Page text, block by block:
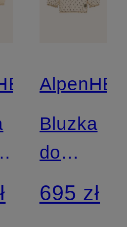
Bluzka
do
sukienki
695 zł